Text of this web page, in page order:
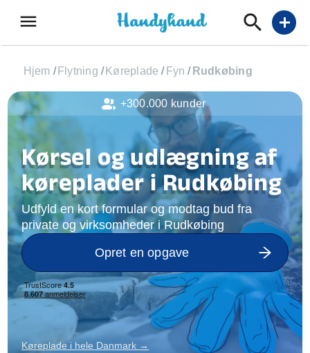
menu add
Hjem / Flytning / Køreplade / Fyn / Rudkøbing
Kørsel og udlægning af
køreplader i Rudkøbing
Udfyld en kort formular og modtag bud fra
private og virksomheder i Rudkøbing
Opret en opgave
Køreplade i hele Danmark →
+300.000 kunder